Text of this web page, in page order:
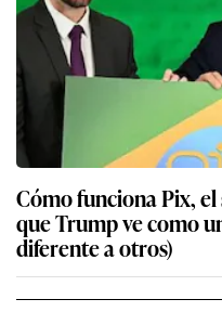
Cómo funciona Pix,
que Trump ve como
diferente a otros)